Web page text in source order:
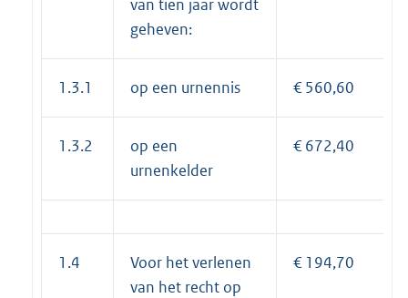
van tien jaar wordt
geheven:
1.3.1 op een urnennis € 560,60
1.3.2
op een
urnenkelder
€ 672,40
1.4
Voor het verlenen
van het recht op
€ 194,70